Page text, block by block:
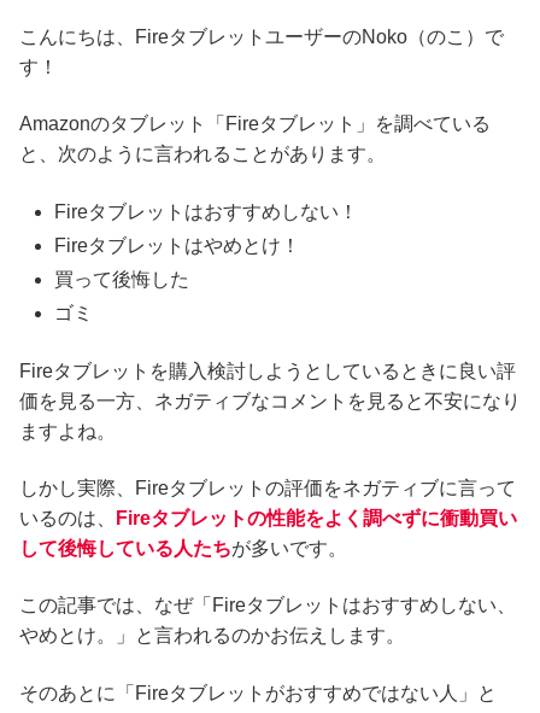
こんにちは、FireタブレットユーザーのNoko（のこ）で
す！
Amazonのタブレット「Fireタブレット」を調べている
と、次のように言われることがあります。
Fireタブレットはおすすめしない！
Fireタブレットはやめとけ！
買って後悔した
ゴミ
Fireタブレットを購入検討しようとしているときに良い評
価を見る一方、ネガティブなコメントを見ると不安になり
ますよね。
しかし実際、Fireタブレットの評価をネガティブに言って
いるのは、
Fireタブレットの性能をよく調べずに衝動買い
して後悔している人たちが多いです。
この記事では、なぜ「Fireタブレットはおすすめしない、
やめとけ。」と言われるのかお伝えします。
そのあとに「Fireタブレットがおすすめではない人」と